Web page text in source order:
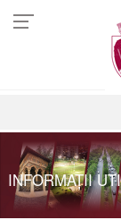
INFORMAŢII